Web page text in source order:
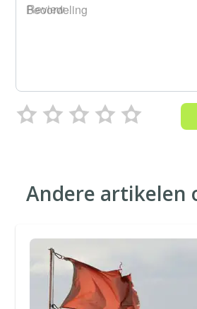
Beoordeling
Andere artikelen